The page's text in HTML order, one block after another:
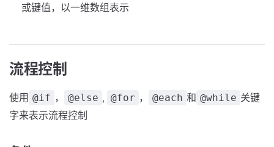
或键值，以一维数组表示
流程控制
使用 @if ， @else , @for ， @each 和 @while 关键
字来表示流程控制